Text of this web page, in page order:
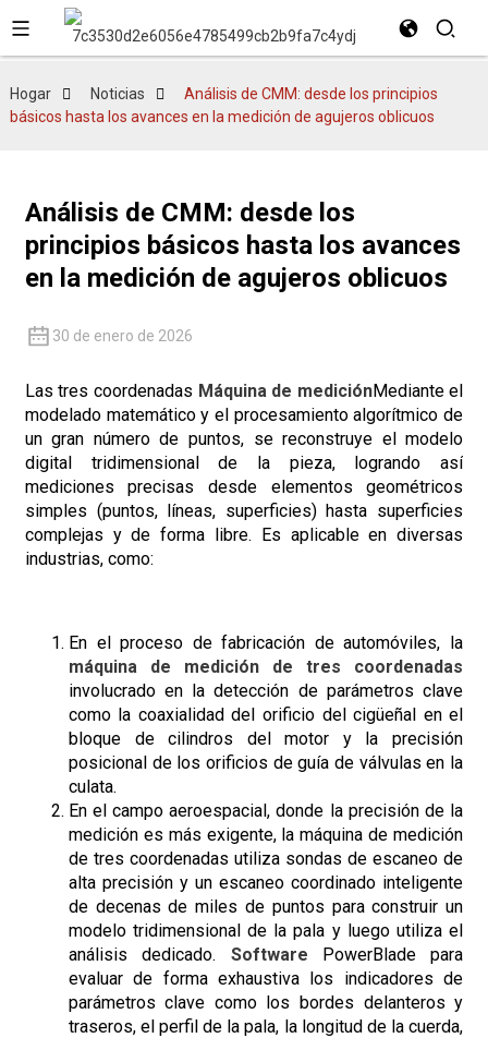
Hogar Noticias
Análisis de CMM: desde los principios
básicos hasta los avances en la medición de agujeros oblicuos
Análisis de CMM: desde los
principios básicos hasta los avances
en la medición de agujeros oblicuos
30 de enero de 2026
Las tres coordenadas Máquina de mediciónMediante el
modelado matemático y el procesamiento algorítmico de
un gran número de puntos, se reconstruye el modelo
digital tridimensional de la pieza, logrando así
mediciones precisas desde elementos geométricos
simples (puntos, líneas, superficies) hasta superficies
complejas y de forma libre. Es aplicable en diversas
industrias, como:
En el proceso de fabricación de automóviles, la
máquina de medición de tres coordenadas
involucrado en la detección de parámetros clave
como la coaxialidad del orificio del cigüeñal en el
bloque de cilindros del motor y la precisión
posicional de los orificios de guía de válvulas en la
culata.
En el campo aeroespacial, donde la precisión de la
medición es más exigente, la máquina de medición
de tres coordenadas utiliza sondas de escaneo de
alta precisión y un escaneo coordinado inteligente
de decenas de miles de puntos para construir un
modelo tridimensional de la pala y luego utiliza el
análisis dedicado. Software PowerBlade para
evaluar de forma exhaustiva los indicadores de
parámetros clave como los bordes delanteros y
traseros, el perfil de la pala, la longitud de la cuerda,